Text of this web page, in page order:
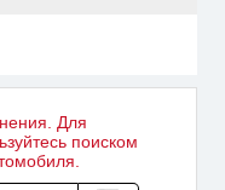
Для
поиском